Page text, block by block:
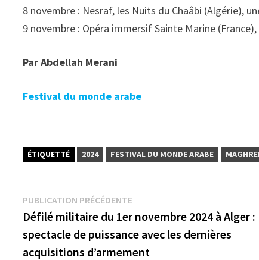
8 novembre : Nesraf, les Nuits du Chaâbi (Algérie),
9 novembre : Opéra immersif Sainte Marine (France),
Par Abdellah Merani
Festival du monde arabe
ÉTIQUETTÉ 2024 FESTIVAL DU MONDE ARABE
Navigation
de
l’article
PUBLICATION PRÉCÉDENTEPublication
précédente :
Défilé militaire du 1er novembre 2024 à Alger :
spectacle de puissance avec les dernières
acquisitions d’armement